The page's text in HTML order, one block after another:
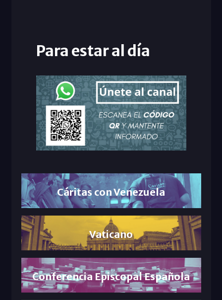
Para estar al día
Cáritas con Venezuela
Vaticano
Conferencia Episcopal Española